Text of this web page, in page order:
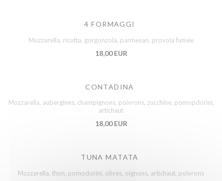
4 FORMAGGI
Mozzarella, ricotta, gorgonzola, parmesan, provola fumée
18,00 EUR
CONTADINA
Mozzarella, aubergines, champignons, poivrons, zucchine, pomopdorini,
artichaut
18,00 EUR
TUNA MATATA
Mozzarella, thon, pomodorini, olives, oignons, artichaut, poivrons